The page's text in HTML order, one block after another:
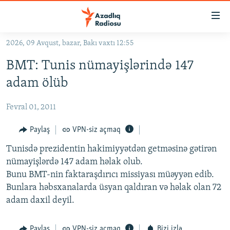
Əsas
qayıt
Əsas
qayıt
#ƏSLINDƏ
FƏRQƏ BAX
QANUNI DOĞRU
ARAŞDIRMA
MULTIMEDIA
VIDEO
RADIO ARXIV
2026, 09 Avqust, bazar, Bakı vaxtı 12:55
BMT: Tunis nümayişlərində 147
adam ölüb
Fevral 01, 2011
Paylaş VPN-siz açmaq
Tunisdə prezidentin hakimiyyətdən getməsinə gətirən
nümayişlərdə 147 adam həlak olub.
Bunu BMT-nin faktaraşdırıcı missiyası müəyyən edib.
Bunlara həbsxanalarda üsyan qaldıran və həlak olan 72
adam daxil deyil.